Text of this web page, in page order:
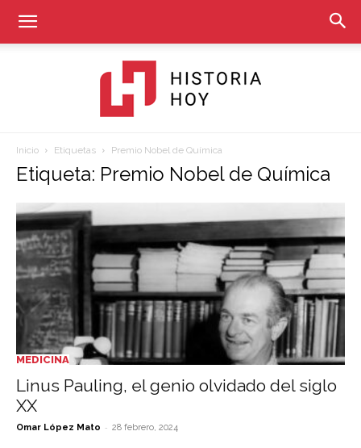
Historia
Hoy
Inicio Etiquetas Premio Nobel de Química
Etiqueta: Premio Nobel de Química
MEDICINA
Linus Pauling, el genio olvidado del siglo
XX
Omar López Mato - 28 febrero, 2024